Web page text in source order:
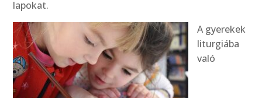
lapokat.
A gyerekek
liturgiába
való